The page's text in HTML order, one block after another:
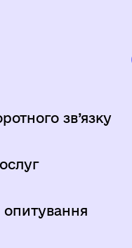
зв’язку